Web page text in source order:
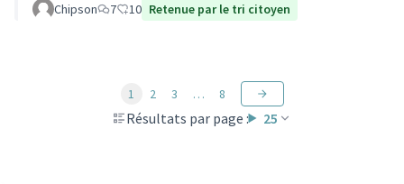
Chipson 7 10 Retenue par le tri citoyen
Résultats par page : 25
1 2 3 … 8